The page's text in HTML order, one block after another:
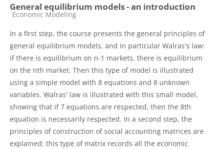
General equilibrium models - an introduction
Catégorie de cours
Economic Modeling
In a first step, the course presents the general principles of
general equilibrium models, and in particular Walras's law:
if there is equilibrium on n-1 markets, there is equilibrium
on the nth market. Then this type of model is illustrated
using a simple model with 8 equations and 8 unknown
variables. Walras' law is illustrated with this small model,
showing that if 7 equations are respected, then the 8th
equation is necessarily respected. In a second step, the
principles of construction of social accounting matrices are
explained: this type of matrix records all the economic